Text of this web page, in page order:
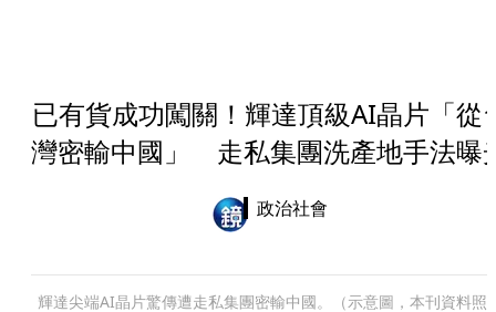
已有貨成功闖關！輝達頂級AI晶片「從
灣密輸中國」 走私集團洗產地手法曝
政治社會
輝達尖端AI晶片驚傳遭走私集團密輸中國。（示意圖，本刊資料照